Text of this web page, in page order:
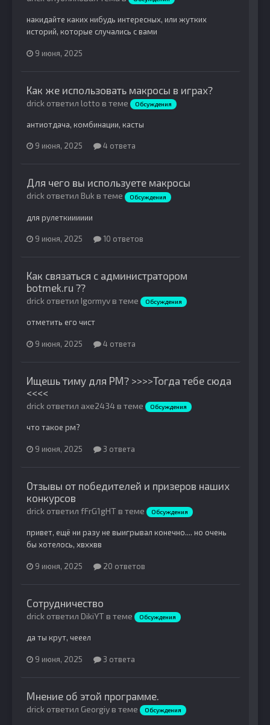
накидайте каких нибудь интересных, или жутких
историй, которые случались с вами
9 июня, 2025
Как же использовать макросы в играх?
drick ответил lotto в теме Обсуждения
антиотдача, комбинации, касты
9 июня, 2025 4 ответа
Для чего вы используете макросы
drick ответил Buk в теме Обсуждения
для рулеткииииии
9 июня, 2025 10 ответов
Как связаться с администратором
botmek.ru ??
drick ответил Igormyv в теме Обсуждения
отметить его чист
9 июня, 2025 4 ответа
Ищешь тиму для РМ? >>>>Тогда тебе сюда
<<<<
drick ответил axe2434 в теме Обсуждения
что такое рм?
9 июня, 2025 3 ответа
Отзывы от победителей и призеров наших
конкурсов
drick ответил fFrG1gHT в теме Обсуждения
привет, ещё ни разу не выигрывал конечно.... но очень
бы хотелось, хвххвв
9 июня, 2025 20 ответов
Сотрудничество
drick ответил DikiYT в теме Обсуждения
да ты крут, чееел
9 июня, 2025 3 ответа
Мнение об этой программе.
drick ответил Georgiy в теме Обсуждения